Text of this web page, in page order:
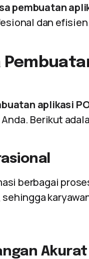
pembuatan
dan
aplikasi
Berikut
berbagai
Akurat